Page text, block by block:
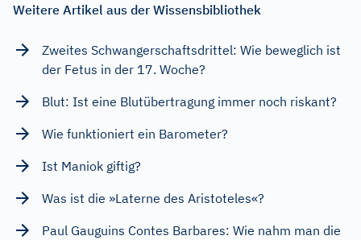
Weitere Artikel aus der Wissensbibliothek
Zweites Schwangerschaftsdrittel: Wie beweglich ist
der Fetus in der 17. Woche?
Blut: Ist eine Blutübertragung immer noch riskant?
Wie funktioniert ein Barometer?
Ist Maniok giftig?
Was ist die »Laterne des Aristoteles«?
Paul Gauguins Contes Barbares: Wie nahm man die